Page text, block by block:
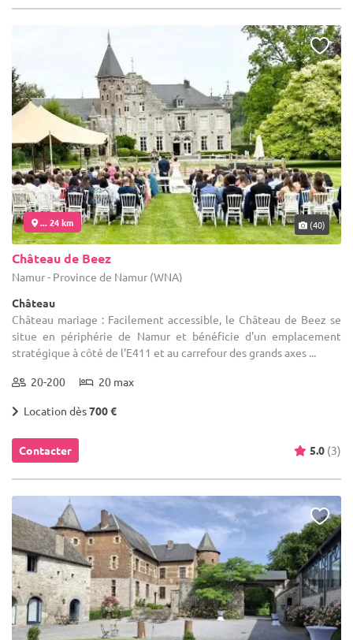
... 24 km (40)
Château de Beez
Namur - Province de Namur (WNA)
Château
Château mariage : Facilement accessible, le Château de Beez se
situe en périphérie de Namur et bénéficie d'un emplacement
stratégique à côté de l'E411 et au carrefour des grands axes ...
20-200 20 max
Location dès700 €
Contacter 5.0 (3)